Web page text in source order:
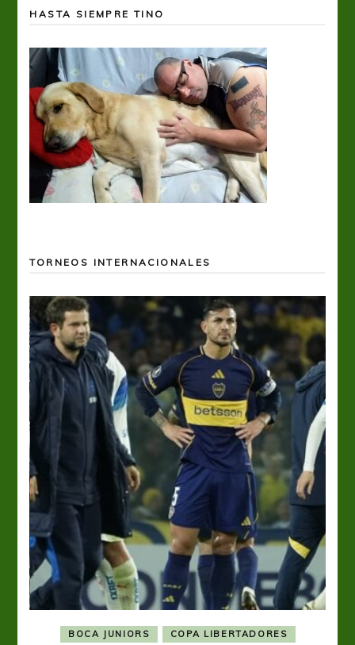
HASTA SIEMPRE TINO
TORNEOS INTERNACIONALES
BOCA JUNIORS COPA LIBERTADORES